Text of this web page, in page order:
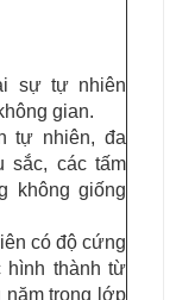
sự tự nhiên
gian.
tự nhiên, đa
sắc, các tấm
không giống
có độ cứng
hình thành từ
năm trong lớp